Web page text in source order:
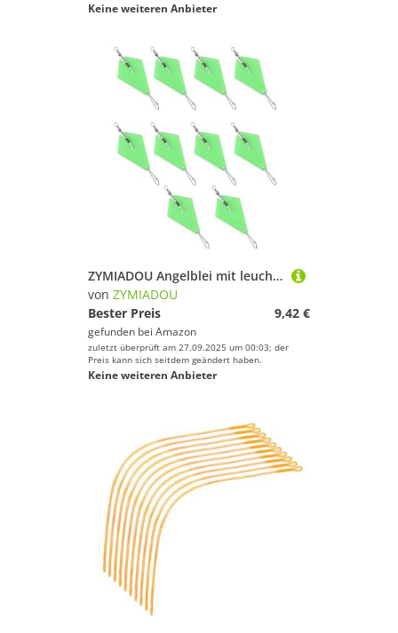
Keine weiteren Anbieter
ZYMIADOU Angelblei mit leuchtender dreieckiger Platte, kleiner drehbarer Stift, Drehgelenk, Schnappverbinder, 10 Stück
von ZYMIADOU
Bester Preis
9,42 €
gefunden bei Amazon
zuletzt überprüft am 27.09.2025 um 00:03; der
Preis kann sich seitdem geändert haben.
Keine weiteren Anbieter